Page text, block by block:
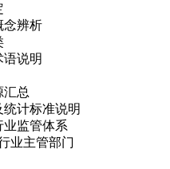
念辨析
语说明
汇总
计标准说明
业监管体系
业主管部门